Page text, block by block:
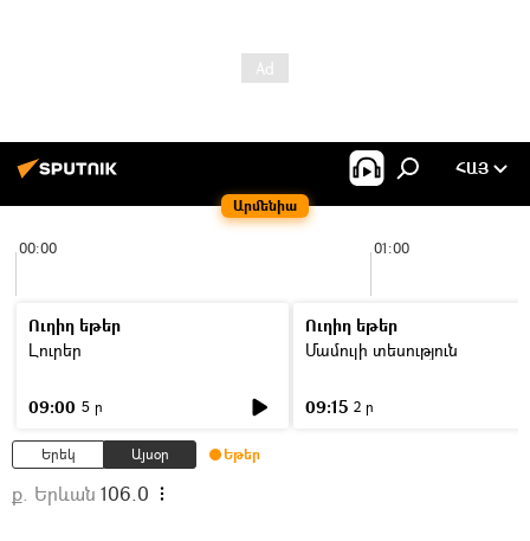
Արմենիա
ՀԱՅ
00:00 01:00
Ուղիղ եթեր
Լուրեր
09:00 5 ր
Ուղիղ եթեր
Մամուլի տեսություն
09:15 2 ր
Երեկ Այսօր Եթեր
ք. Երևան 106.0